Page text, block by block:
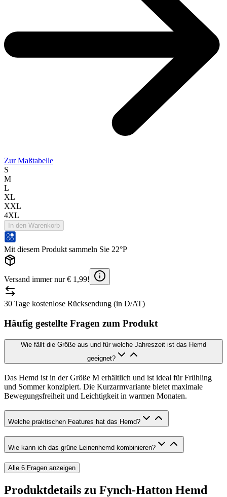
Zur Maßtabelle
S
M
L
XL
XXL
4XL
In den Warenkorb
Mit diesem Produkt sammeln Sie 22°P
Versand immer nur € 1,99!
30 Tage kostenlose Rücksendung (in D/AT)
Häufig gestellte Fragen zum Produkt
Wie fällt die Größe aus und für welche Jahreszeit ist das Hemd
geeignet?
Das Hemd ist in der Größe M erhältlich und ist ideal für Frühling
und Sommer konzipiert. Die Kurzarmvariante bietet maximale
Bewegungsfreiheit und Leichtigkeit in warmen Monaten.
Welche praktischen Features hat das Hemd?
Wie kann ich das grüne Leinenhemd kombinieren?
Alle 6 Fragen anzeigen
Produktdetails zu Fynch-Hatton Hemd